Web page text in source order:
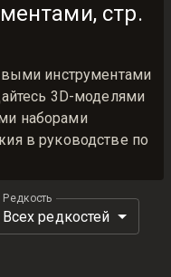
стр.
инструментами
3D-моделями
наборами
в руководстве по
Редкость
Всех редкостей